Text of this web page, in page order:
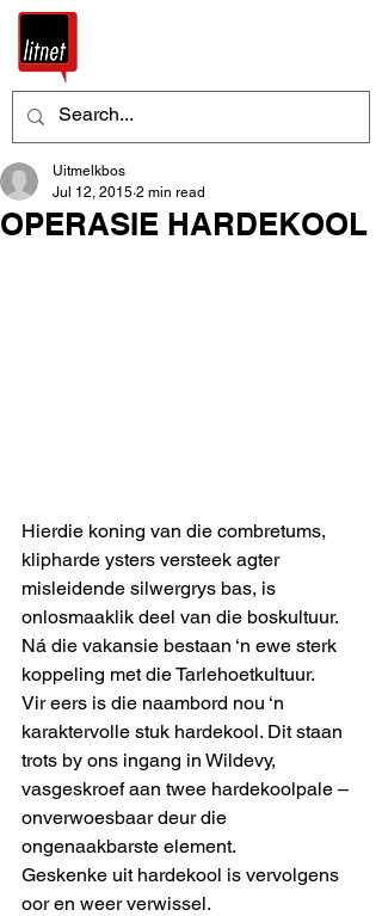
OPERASIE HARDEKOOL
Uitmelkbos
Jul 12, 2015 2 min read
Hierdie koning van die combretums,
klipharde ysters versteek agter
misleidende silwergrys bas, is
onlosmaaklik deel van die boskultuur.
Ná die vakansie bestaan ‘n ewe sterk
koppeling met die Tarlehoetkultuur.
Vir eers is die naambord nou ‘n
karaktervolle stuk hardekool. Dit staan
trots by ons ingang in Wildevy,
vasgeskroef aan twee hardekoolpale –
onverwoesbaar deur die
ongenaakbarste element.
Geskenke uit hardekool is vervolgens
oor en weer verwissel.